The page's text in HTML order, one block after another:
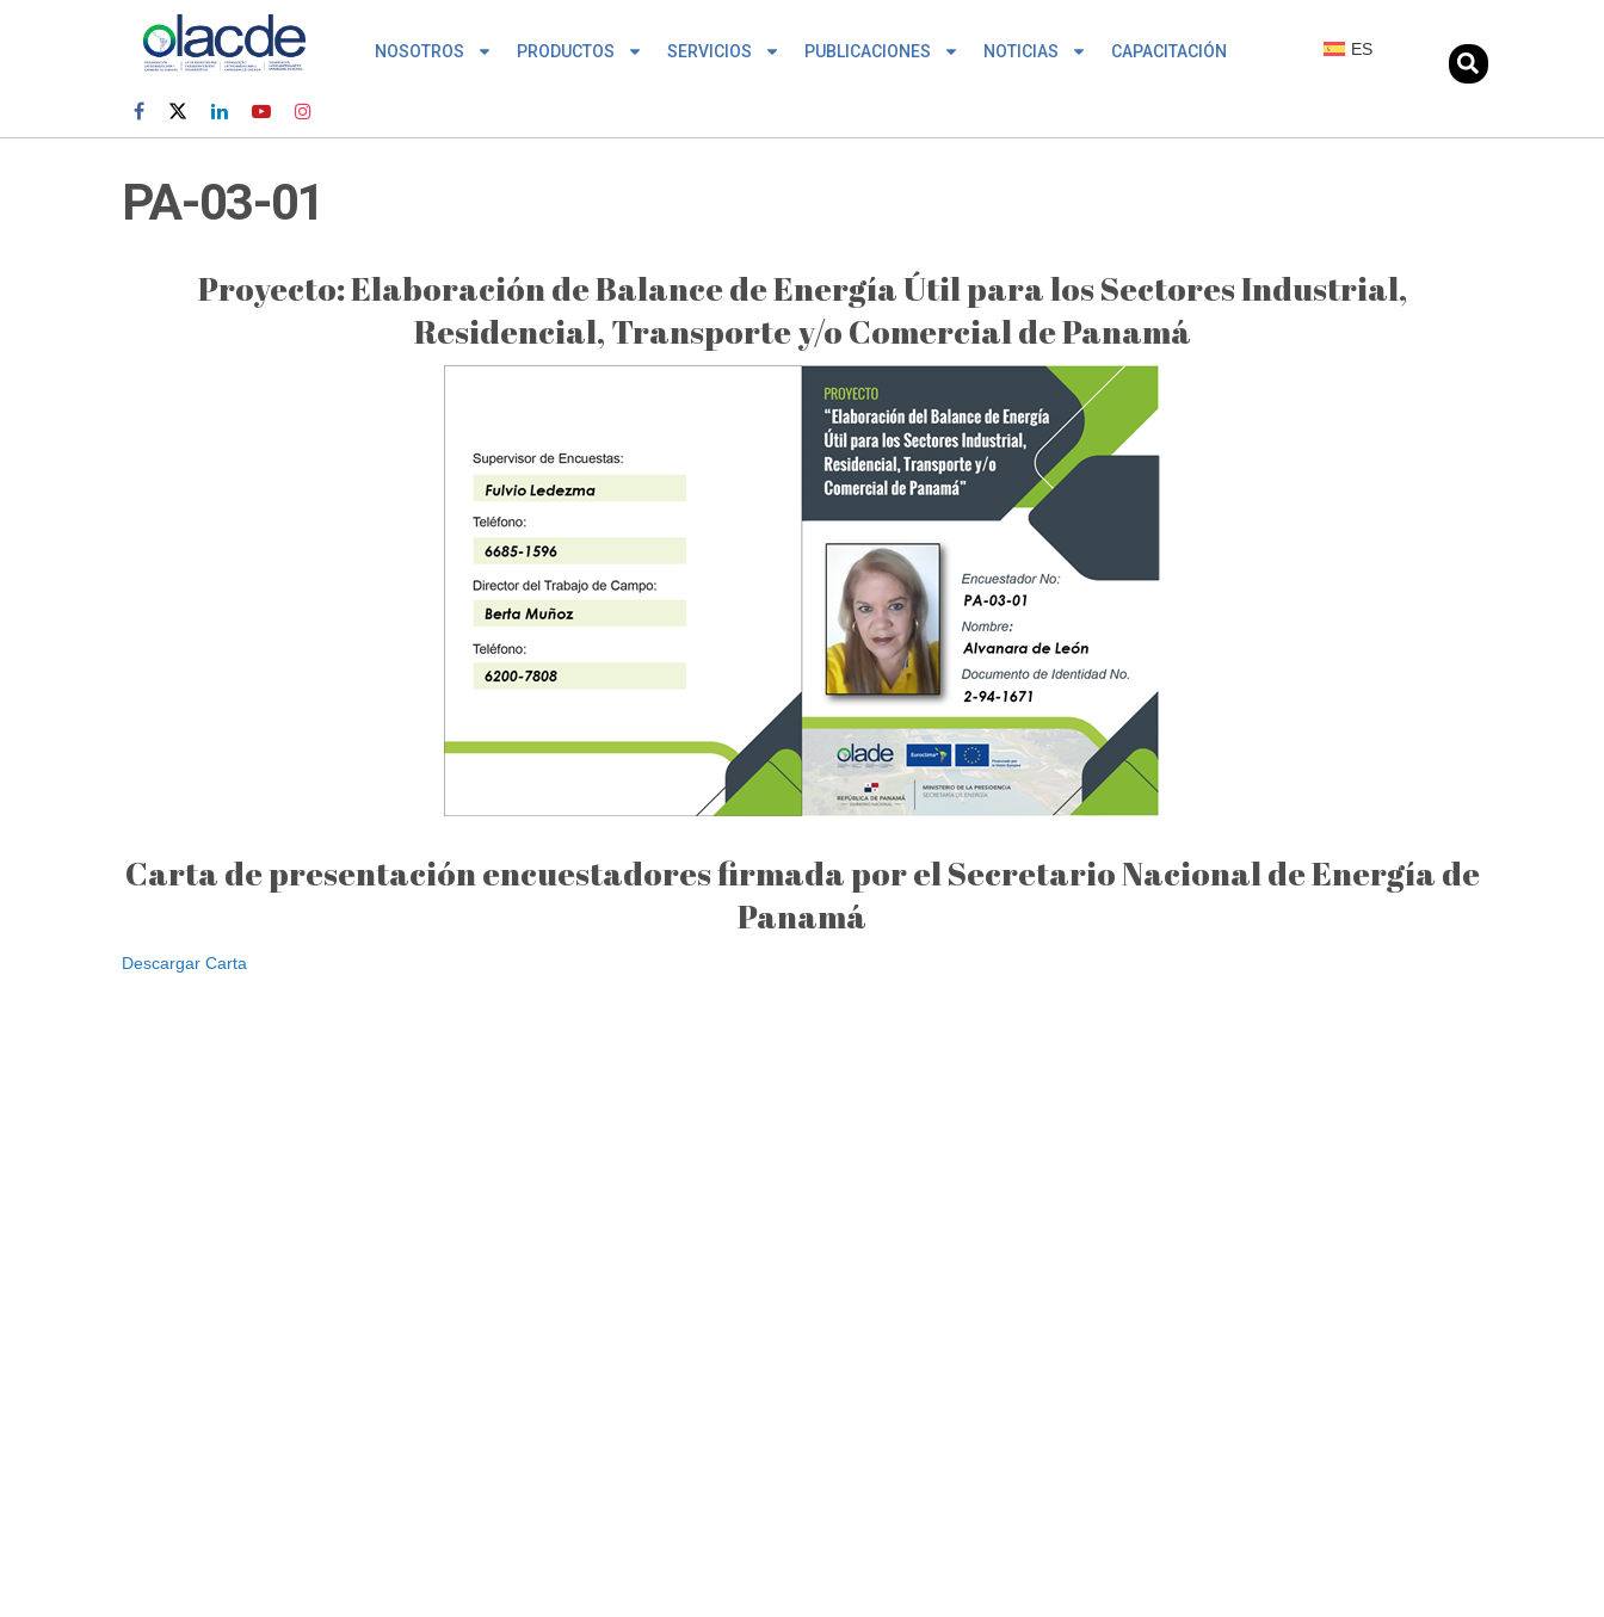
NOSOTROS PRODUCTOS SERVICIOS PUBLICACIONES NOTICIAS CAPACITACIÓN ES
PA-03-01
Proyecto: Elaboración de Balance de Energía Útil para los Sectores Industrial,
Residencial, Transporte y/o Comercial de Panamá
Carta de presentación encuestadores firmada por el Secretario Nacional de Energía de
Panamá
Descargar Carta